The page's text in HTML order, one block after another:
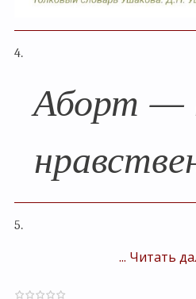
4.
Аборт —
5.
... Читать